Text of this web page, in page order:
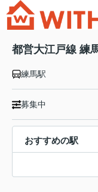
都営大江戸線 練
練馬駅
募集中
おすすめの駅